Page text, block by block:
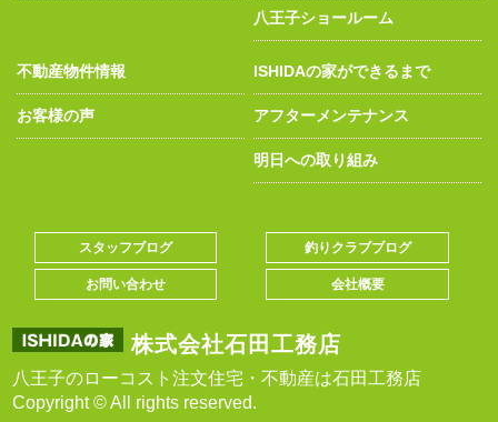
八王子ショールーム
不動産物件情報
お客様の声
ISHIDAの家ができるまで
アフターメンテナンス
明日への取り組み
株式会社石田工務店
八王子のローコスト注文住宅・不動産は石田工務店
Copyright © All rights reserved.
スタッフブログ 釣りクラブブログ
お問い合わせ 会社概要